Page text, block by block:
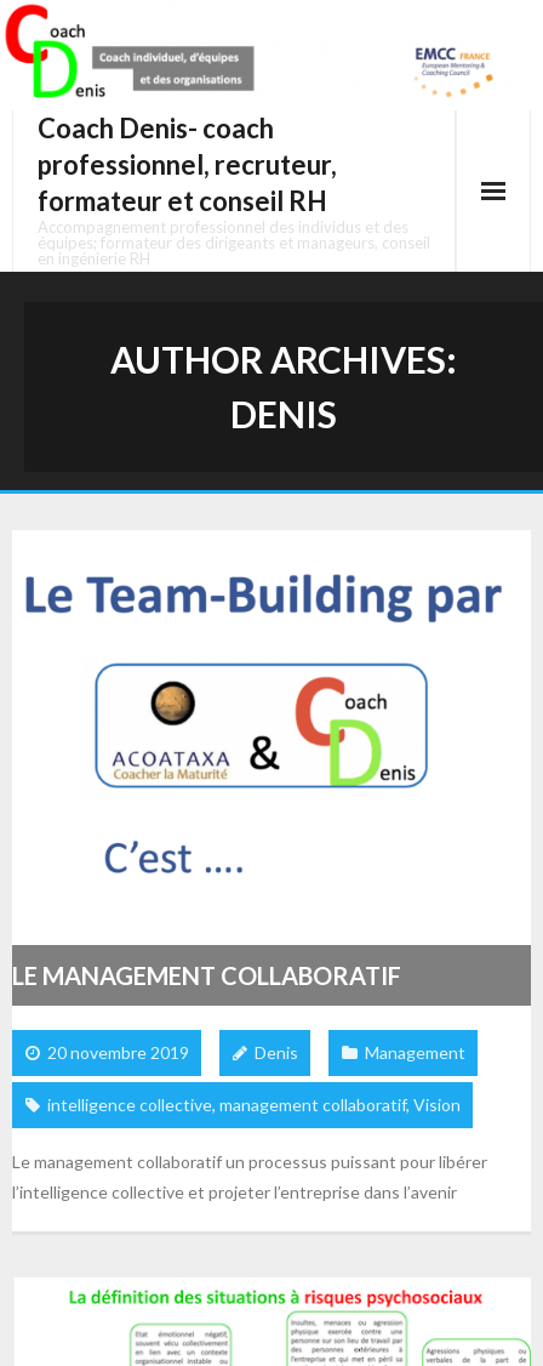
Skip
to
Coach Denis- coach
professionnel, recruteur,
formateur et conseil RH
Accompagnement professionnel des individus et des
équipes; formateur des dirigeants et manageurs, conseil
en ingénierie RH
AUTHOR ARCHIVES:
DENIS
LE MANAGEMENT COLLABORATIF
20 novembre 2019 Denis Management
intelligence collective, management collaboratif, Vision
Le management collaboratif un processus puissant pour libérer
l’intelligence collective et projeter l’entreprise dans l’avenir